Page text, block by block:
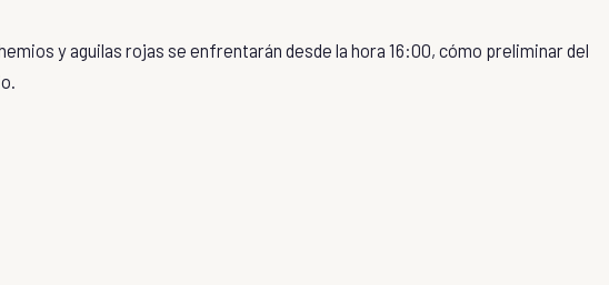
y aguilas rojas se enfrentarán desde la hora 16:00, cómo preliminar del